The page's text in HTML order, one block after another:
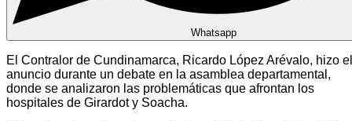
Whatsapp
El Contralor de Cundinamarca, Ricardo López Arévalo, hizo el
anuncio durante un debate en la asamblea departamental,
donde se analizaron las problemáticas que afrontan los
hospitales de Girardot y Soacha.